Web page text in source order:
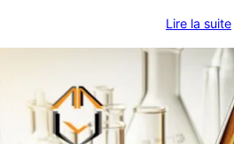
Lire la suite